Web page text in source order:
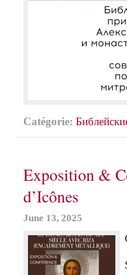
Catégorie:
Exposition &
d’Icônes
June 13, 2025